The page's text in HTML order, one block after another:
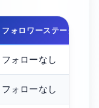
フォロワーステータス
フォローなし
フォローなし